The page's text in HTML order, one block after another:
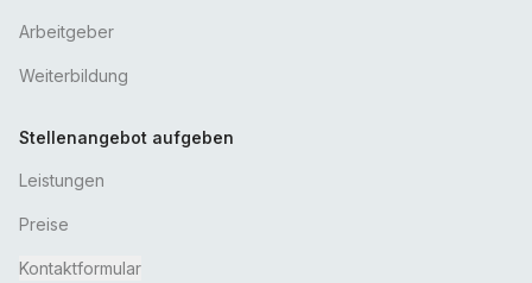
Arbeitgeber
Weiterbildung
Stellenangebot aufgeben
Leistungen
Preise
Kontaktformular